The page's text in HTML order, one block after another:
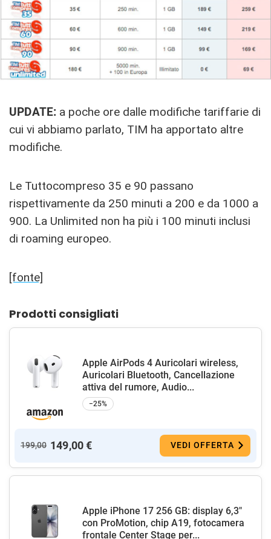
UPDATE: a poche ore dalle modifiche tariffarie di
cui vi abbiamo parlato, TIM ha apportato altre
modifiche.
Le Tuttocompreso 35 e 90 passano
rispettivamente da 250 minuti a 200 e da 1000 a
900. La Unlimited non ha più i 100 minuti inclusi
di roaming europeo.
[fonte]
Prodotti consigliati
Apple AirPods 4 Auricolari wireless,
Auricolari Bluetooth, Cancellazione
attiva del rumore, Audio...
−25%
199,00 149,00 € VEDI OFFERTA
Apple iPhone 17 256 GB: display 6,3"
con ProMotion, chip A19, fotocamera
frontale Center Stage per...